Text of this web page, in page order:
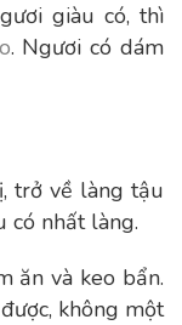
giàu có, thì
. Ngươi có dám
trở về làng tậu
có nhất làng.
ăn và keo bẩn.
không một